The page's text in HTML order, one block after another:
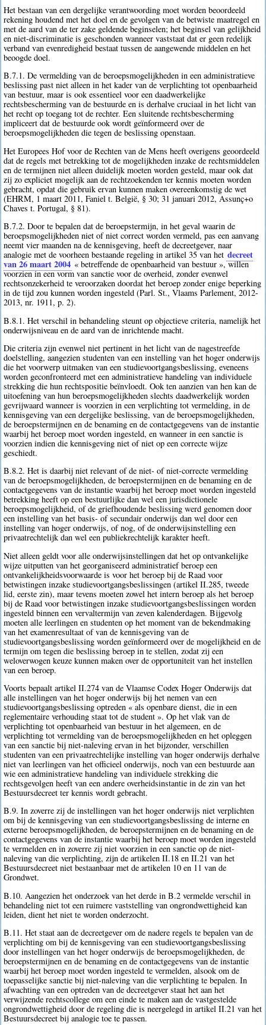
Het bestaan van een dergelijke verantwoording moet worden beoordeeld
rekening houdend met het doel en de gevolgen van de betwiste maatregel en
met de aard van de ter zake geldende beginselen; het beginsel van gelijkheid
en niet-discriminatie is geschonden wanneer vaststaat dat er geen redelijk
verband van evenredigheid bestaat tussen de aangewende middelen en het
beoogde doel.
B.7.1. De vermelding van de beroepsmogelijkheden in een administratieve
beslissing past niet alleen in het kader van de verplichting tot openbaarheid
van bestuur, maar is ook essentieel voor een daadwerkelijke
rechtsbescherming van de bestuurde en is derhalve cruciaal in het licht van
het recht op toegang tot de rechter. Een sluitende rechtsbescherming
impliceert dat de bestuurde ook wordt geïnformeerd over de
beroepsmogelijkheden die tegen de beslissing openstaan.
Het Europees Hof voor de Rechten van de Mens heeft overigens geoordeeld
dat de regels met betrekking tot de mogelijkheden inzake de rechtsmiddelen
en de termijnen niet alleen duidelijk moeten worden gesteld, maar ook dat
zij zo expliciet mogelijk aan de rechtzoekenden ter kennis moeten worden
gebracht, opdat die gebruik ervan kunnen maken overeenkomstig de wet
(EHRM, 1 maart 2011, Faniel t. België, § 30; 31 januari 2012, Assunç+o
Chaves t. Portugal, § 81).
B.7.2. Door te bepalen dat de beroepstermijn, in het geval waarin de
beroepsmogelijkheden niet of niet correct worden vermeld, pas een aanvang
neemt vier maanden na de kennisgeving, heeft de decreetgever, naar
analogie met de voorheen bestaande regeling in artikel 35 van het decreet
van 26 maart 2004 « betreffende de openbaarheid van bestuur », willen
voorzien in een vorm van sanctie voor de overheid, zonder evenwel
rechtsonzekerheid te veroorzaken doordat het beroep zonder enige beperking
in de tijd zou kunnen worden ingesteld (Parl. St., Vlaams Parlement, 2012-
2013, nr. 1911, p. 2).
B.8.1. Het verschil in behandeling steunt op objectieve criteria, namelijk het
onderwijsniveau en de aard van de inrichtende macht.
Die criteria zijn evenwel niet pertinent in het licht van de nagestreefde
doelstelling, aangezien studenten van een instelling van het hoger onderwijs
die het voorwerp uitmaken van een studievoortgangsbeslissing, eveneens
worden geconfronteerd met een administratieve handeling van individuele
strekking die hun rechtspositie beïnvloedt. Ook ten aanzien van hen kan de
uitoefening van hun beroepsmogelijkheden slechts daadwerkelijk worden
gevrijwaard wanneer is voorzien in een verplichting tot vermelding, in de
kennisgeving van een dergelijke beslissing, van de beroepsmogelijkheden,
de beroepstermijnen en de benaming en de contactgegevens van de instantie
waarbij het beroep moet worden ingesteld, en wanneer in een sanctie is
voorzien indien die kennisgeving niet of niet op een correcte wijze
geschiedt.
B.8.2. Het is daarbij niet relevant of de niet- of niet-correcte vermelding
van de beroepsmogelijkheden, de beroepstermijnen en de benaming en de
contactgegevens van de instantie waarbij het beroep moet worden ingesteld
betrekking heeft op een bestuurlijke dan wel een jurisdictionele
beroepsmogelijkheid, of de griefhoudende beslissing werd genomen door
een instelling van het basis- of secundair onderwijs dan wel door een
instelling van hoger onderwijs, of nog, of de onderwijsinstelling een
privaatrechtelijk dan wel een publiekrechtelijk karakter heeft.
Niet alleen geldt voor alle onderwijsinstellingen dat het op ontvankelijke
wijze uitputten van het georganiseerd administratief beroep een
ontvankelijkheidsvoorwaarde is voor het beroep bij de Raad voor
betwistingen inzake studievoortgangsbeslissingen (artikel II.285, tweede
lid, eerste zin), maar tevens moeten zowel het intern beroep als het beroep
bij de Raad voor betwistingen inzake studievoortgangsbeslissingen worden
ingesteld binnen een vervaltermijn van zeven kalenderdagen. Bijgevolg
moeten alle leerlingen en studenten op het moment van de bekendmaking
van het examenresultaat of van de kennisgeving van de
studievoortgangsbeslissing worden geïnformeerd over de mogelijkheid en de
termijn om tegen die beslissing beroep in te stellen, zodat zij een
weloverwogen keuze kunnen maken over de opportuniteit van het instellen
van een beroep.
Voorts bepaalt artikel II.274 van de Vlaamse Codex Hoger Onderwijs dat
alle instellingen van het hoger onderwijs bij het nemen van een
studievoortgangsbeslissing optreden « als openbare dienst, die in een
reglementaire verhouding staat tot de student ». Op het vlak van de
verplichting tot openbaarheid van bestuur in het algemeen, en de
verplichting tot vermelding van de beroepsmogelijkheden en het opleggen
van een sanctie bij niet-naleving ervan in het bijzonder, verschillen
studenten van een privaatrechtelijke instelling van hoger onderwijs derhalve
niet van leerlingen van het officieel onderwijs, noch van een bestuurde aan
wie een administratieve handeling van individuele strekking die
rechtsgevolgen heeft van een andere overheidsinstantie in de zin van het
Bestuursdecreet ter kennis wordt gebracht.
B.9. In zoverre zij de instellingen van het hoger onderwijs niet verplichten
om bij de kennisgeving van een studievoortgangsbeslissing de interne en
externe beroepsmogelijkheden, de beroepstermijnen en de benaming en de
contactgegevens van de instantie waarbij het beroep moet worden ingesteld
te vermelden en in zoverre zij niet voorzien in een sanctie op de niet-
naleving van die verplichting, zijn de artikelen II.18 en II.21 van het
Bestuursdecreet niet bestaanbaar met de artikelen 10 en 11 van de
Grondwet.
B.10. Aangezien het onderzoek van het derde in B.2 vermelde verschil in
behandeling niet tot een ruimere vaststelling van ongrondwettigheid kan
leiden, dient het niet te worden onderzocht.
B.11. Het staat aan de decreetgever om de nadere regels te bepalen van de
verplichting om bij de kennisgeving van een studievoortgangsbeslissing
door instellingen van het hoger onderwijs de beroepsmogelijkheden, de
beroepstermijnen en de benaming en de contactgegevens van de instantie
waarbij het beroep moet worden ingesteld te vermelden, alsook om de
toepasselijke sanctie bij niet-naleving van die verplichting te bepalen. In
afwachting van een optreden van de decreetgever staat het aan het
verwijzende rechtscollege om een einde te maken aan de vastgestelde
ongrondwettigheid door de regeling die is neergelegd in artikel II.21 van het
Bestuursdecreet bij analogie toe te passen.